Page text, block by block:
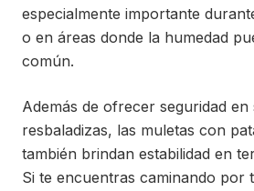
especialmente importante
o en áreas donde la humedad
común.
Además de ofrecer seguridad en
resbaladizas, las muletas con
también brindan estabilidad en
Si te encuentras caminando por